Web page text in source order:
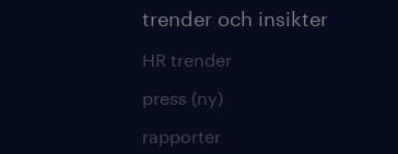
trender och insikter
HR trender
press (ny)
rapporter